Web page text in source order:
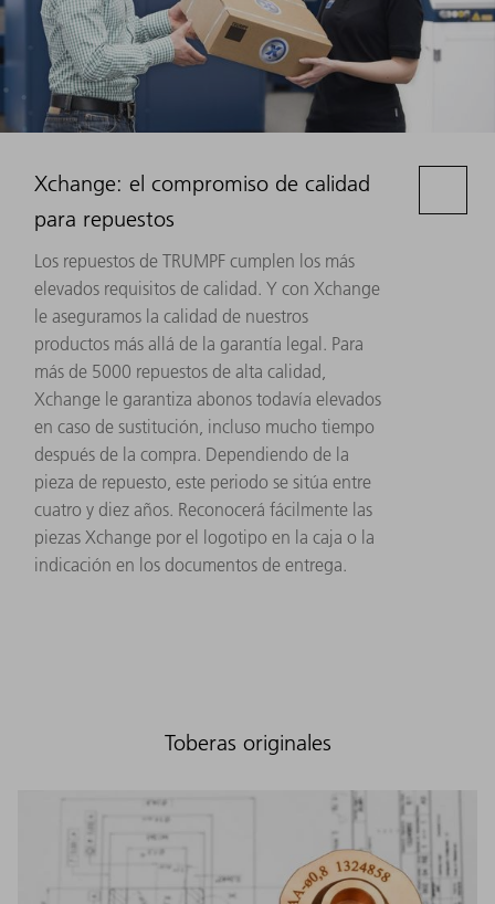
Xchange: el compromiso de calidad
para repuestos
Los repuestos de TRUMPF cumplen los más
elevados requisitos de calidad. Y con Xchange
le aseguramos la calidad de nuestros
productos más allá de la garantía legal. Para
más de 5000 repuestos de alta calidad,
Xchange le garantiza abonos todavía elevados
en caso de sustitución, incluso mucho tiempo
después de la compra. Dependiendo de la
pieza de repuesto, este periodo se sitúa entre
cuatro y diez años. Reconocerá fácilmente las
piezas Xchange por el logotipo en la caja o la
indicación en los documentos de entrega.
Toberas originales